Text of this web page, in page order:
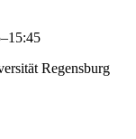
Regensburg